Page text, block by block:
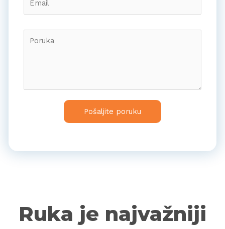
Pošaljite poruku
Ruka je najvažniji